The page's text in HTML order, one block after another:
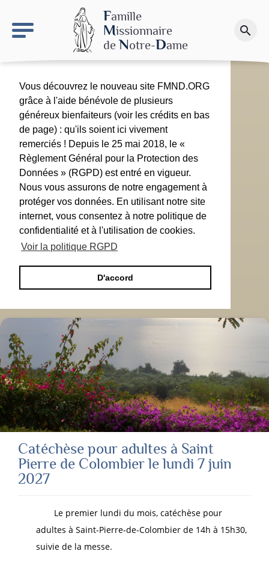
Famille
Missionnaire
de Notre-Dame
search
Faire un don
Vous découvrez le nouveau site FMND.ORG
grâce à l'aide bénévole de plusieurs
généreux bienfaiteurs (voir les crédits en bas
de page) : qu'ils soient ici vivement
remerciés ! Depuis le 25 mai 2018, le «
Règlement Général pour la Protection des
Données » (RGPD) est entré en vigueur.
Nous vous assurons de notre engagement à
protéger vos données. En utilisant notre site
internet, vous consentez à notre politique de
confidentialité et à l'utilisation de cookies.
Voir la politique RGPD
D'accord
Catéchèse pour adultes à Saint
Pierre de Colombier le lundi 7 juin
2027
Le premier lundi du mois, catéchèse pour
adultes à Saint-Pierre-de-Colombier de 14h à 15h30,
suivie de la messe.